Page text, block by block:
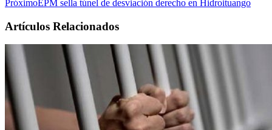
PróximoEPM sella túnel de desviación derecho en Hidroituango
Artículos Relacionados